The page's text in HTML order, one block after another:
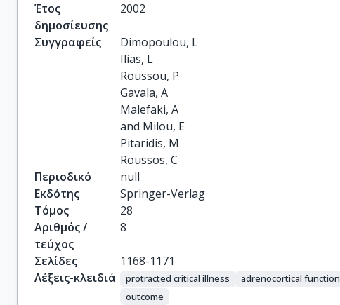
Έτος
δημοσίευσης
2002
Συγγραφείς
Dimopoulou, L
Ilias, L
Roussou, P
Gavala, A
Malefaki, A
and Milou, E
Pitaridis, M
Roussos, C
Περιοδικό
null
Εκδότης
Springer-Verlag
Τόμος
28
Αριθμός /
τεύχος
8
Σελίδες
1168-1171
Λέξεις-κλειδιά
protracted critical illness adrenocortical function
outcome